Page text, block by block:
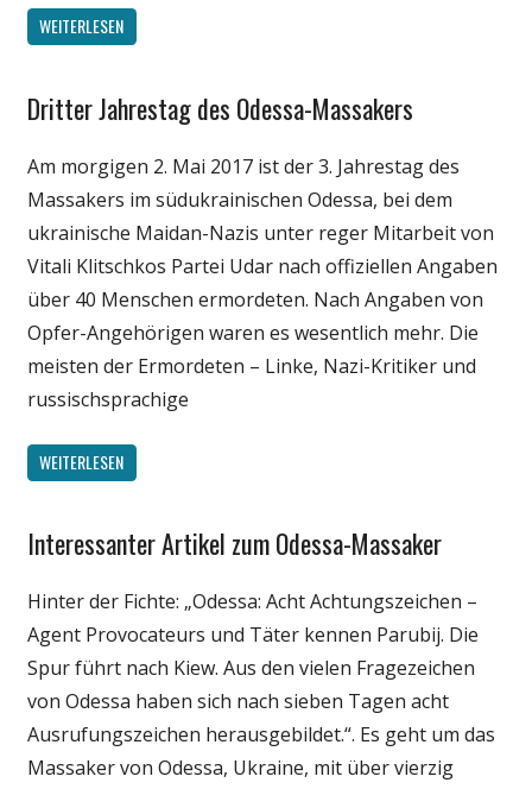
WEITERLESEN
Gesellschaft
Politik
Wissenschaft
Dritter Jahrestag des Odessa-Massakers
Am morgigen 2. Mai 2017 ist der 3. Jahrestag des
Massakers im südukrainischen Odessa, bei dem
ukrainische Maidan-Nazis unter reger Mitarbeit von
Vitali Klitschkos Partei Udar nach offiziellen Angaben
über 40 Menschen ermordeten. Nach Angaben von
Opfer-Angehörigen waren es wesentlich mehr. Die
meisten der Ermordeten – Linke, Nazi-Kritiker und
russischsprachige
WEITERLESEN
Gesellschaft
Politik
Webfundstück
Wissenschaft
Interessanter Artikel zum Odessa-Massaker
Hinter der Fichte: „Odessa: Acht Achtungszeichen –
Agent Provocateurs und Täter kennen Parubij. Die
Spur führt nach Kiew. Aus den vielen Fragezeichen
von Odessa haben sich nach sieben Tagen acht
Ausrufungszeichen herausgebildet.“. Es geht um das
Massaker von Odessa, Ukraine, mit über vierzig